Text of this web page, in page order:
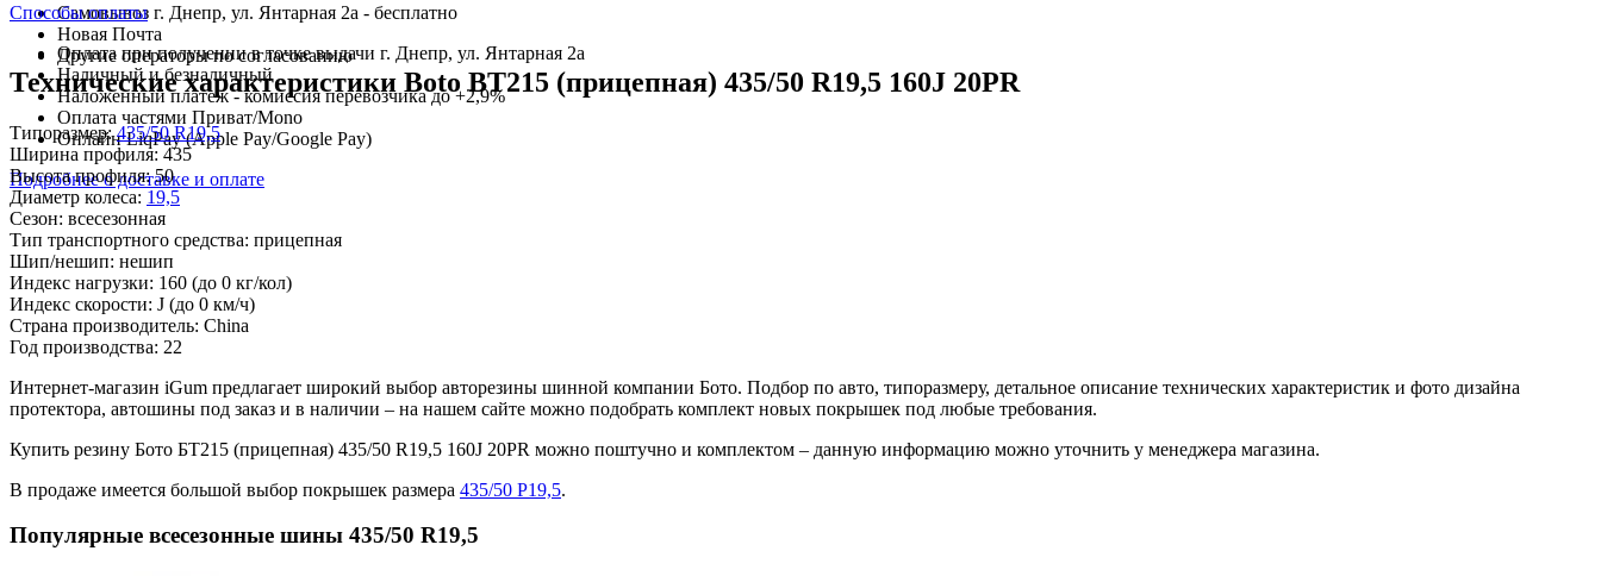
Самовывоз г. Днепр, ул. Янтарная 2а - бесплатно
Новая Почта
Другие операторы по согласованию
Способы оплаты
Оплата при получении в точке выдачи г. Днепр, ул. Янтарная 2а
Наличный и безналичный
Наложенный платеж - комиссия перевозчика до +2,9%
Оплата частями Приват/Mono
Онлайн LiqPay (Apple Pay/Google Pay)
Подробнее о доставке и оплате
Технические характеристики Boto BT215 (прицепная) 435/50 R19,5 160J 20PR
Типоразмер:435/50 R19,5
Ширина профиля: 435
Высота профиля:50
Диаметр колеса: 19,5
Сезон: всесезонная
Тип транспортного средства: прицепная
Шип/нешип: нешип
Индекс нагрузки: 160 (до 0 кг/кол)
Индекс скорости: J (до 0 км/ч)
Страна производитель: China
Год производства: 22
Интернет-магазин iGum предлагает широкий выбор авторезины шинной компании Бото. Подбор по авто, типоразмеру, детальное описание технических характеристик и фото дизайна
протектора, автошины под заказ и в наличии – на нашем сайте можно подобрать комплект новых покрышек под любые требования.
Купить резину Бото БТ215 (прицепная) 435/50 R19,5 160J 20PR можно поштучно и комплектом – данную информацию можно уточнить у менеджера магазина.
В продаже имеется большой выбор покрышек размера 435/50 Р19,5.
Популярные всесезонные шины 435/50 R19,5